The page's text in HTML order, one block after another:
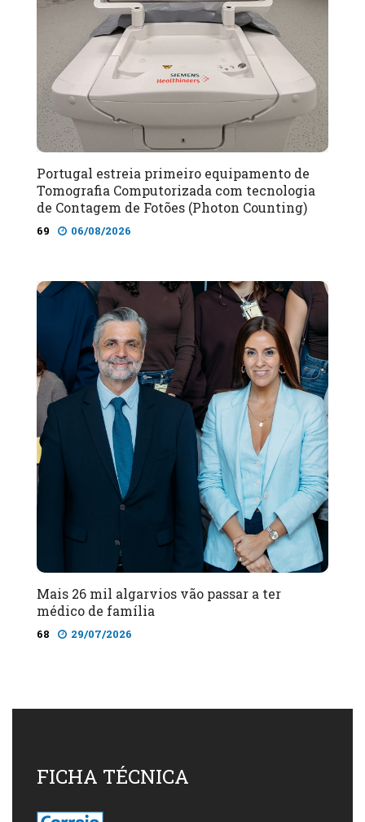
Portugal estreia primeiro equipamento de
Tomografia Computorizada com tecnologia
de Contagem de Fotões (Photon Counting)
69 06/08/2026
Mais 26 mil algarvios vão passar a ter
médico de família
68 29/07/2026
FICHA TÉCNICA